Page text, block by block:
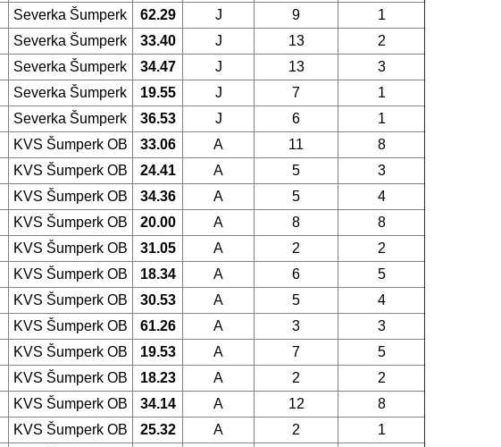
Severka Šumperk 62.29 J 9
1
Severka Šumperk 33.40 J 13
2
Severka Šumperk 34.47 J 13
3
Severka Šumperk 19.55 J 7
1
Severka Šumperk 36.53 J 6
1
KVS Šumperk OB 33.06 A 11
8
KVS Šumperk OB 24.41 A 5
3
KVS Šumperk OB 34.36 A 5
4
KVS Šumperk OB 20.00 A 8
8
KVS Šumperk OB 31.05 A 2
2
KVS Šumperk OB 18.34 A 6
5
KVS Šumperk OB 30.53 A 5
4
KVS Šumperk OB 61.26 A 3
3
KVS Šumperk OB 19.53 A 7
5
KVS Šumperk OB 18.23 A 2
2
KVS Šumperk OB 34.14 A 12
8
KVS Šumperk OB 25.32 A 2
1